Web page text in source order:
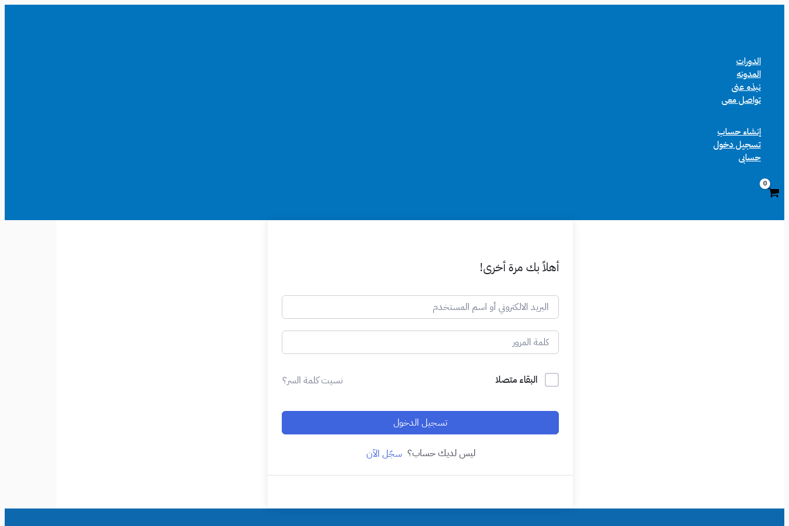
تخطي
الدورات
المدونه
نبذه عنى
تواصل معى
إنشاء حساب
تسجيل دخول
حسابى
أهلاً بك مرة أخرى!
البقاء متصلا نسيت كلمة السر؟
تسجيل الدخول
ليس لديك حساب؟ سجّل الآن